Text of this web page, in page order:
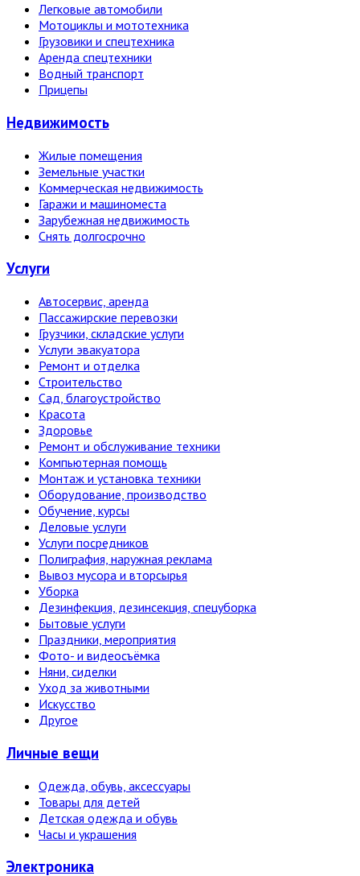
Легковые автомобили
Мотоциклы и мототехника
Грузовики и спецтехника
Аренда спецтехники
Водный транспорт
Прицепы
Недвижи­мость
Жилые помещения
Земельные участки
Коммерческая недвижимость
Гаражи и машиноместа
Зарубежная недвижимость
Снять долгосрочно
Услуги
Автосервис, аренда
Пассажирские перевозки
Грузчики, складские услуги
Услуги эвакуатора
Ремонт и отделка
Строительство
Сад, благоустройство
Красота
Здоровье
Ремонт и обслуживание техники
Компьютерная помощь
Монтаж и установка техники
Оборудование, производство
Обучение, курсы
Деловые услуги
Услуги посредников
Полиграфия, наружная реклама
Вывоз мусора и вторсырья
Уборка
Дезинфекция, дезинсекция, спецуборка
Бытовые услуги
Праздники, мероприятия
Фото- и видеосъёмка
Няни, сиделки
Уход за животными
Искусство
Другое
Личные вещи
Одежда, обувь, аксессуары
Товары для детей
Детская одежда и обувь
Часы и украшения
Электро­ника